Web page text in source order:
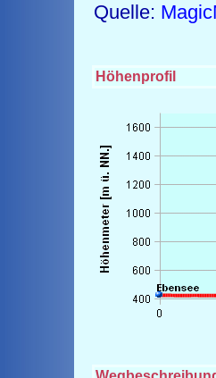
Quelle:
Höhenprofil